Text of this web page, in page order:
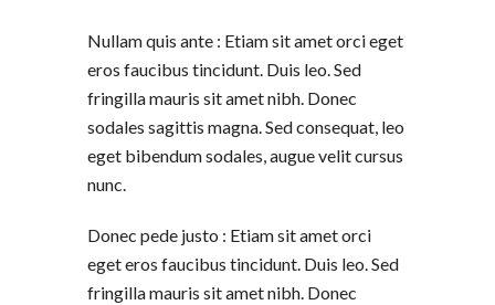
Nullam quis ante : Etiam sit amet orci eget
eros faucibus tincidunt. Duis leo. Sed
fringilla mauris sit amet nibh. Donec
sodales sagittis magna. Sed consequat, leo
eget bibendum sodales, augue velit cursus
nunc.
Donec pede justo : Etiam sit amet orci
eget eros faucibus tincidunt. Duis leo. Sed
fringilla mauris sit amet nibh. Donec